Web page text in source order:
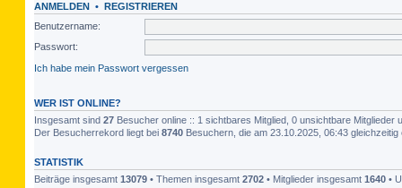
ANMELDEN • REGISTRIEREN
Benutzername:
Passwort:
Ich habe mein Passwort vergessen
WER IST ONLINE?
Insgesamt sind 27 Besucher online :: 1 sichtbares Mitglied, 0 unsichtbare
Der Besucherrekord liegt bei 8740 Besuchern, die am 23.10.2025, 06:43 gleichzeitig
STATISTIK
Beiträge insgesamt 13079 • Themen insgesamt 2702 • Mitglieder insgesamt 1640 •